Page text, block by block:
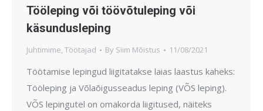
Tööleping või töövõtuleping või
käsundusleping
Juhtimime, Töötajad By Siim Mõistus 11/08/2021
Töötamise lepingud liigitatakse laias laastus kaheks:
Tööleping ja Võlaõigusseadus leping (VÕS leping).
VÕS lepingutel on omakorda liigitused, näiteks